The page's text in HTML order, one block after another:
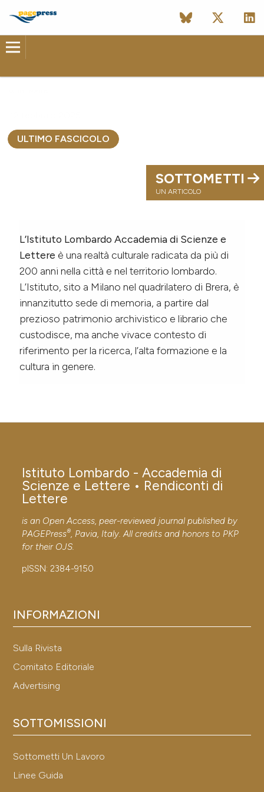
ULTIMO FASCICOLO
SOTTOMETTI
UN ARTICOLO
L’Istituto Lombardo Accademia di Scienze e
Lettere è una realtà culturale radicata da più di
200 anni nella città e nel territorio lombardo.
L’Istituto, sito a Milano nel quadrilatero di Brera, è
innanzitutto sede di memoria, a partire dal
prezioso patrimonio archivistico e librario che
custodisce, ma anche vivace contesto di
riferimento per la ricerca, l’alta formazione e la
cultura in genere.
Istituto Lombardo - Accademia di
Scienze e Lettere • Rendiconti di
Lettere
is an Open Access, peer-reviewed journal published by
PAGEPress®, Pavia, Italy. All credits and honors to PKP
for their OJS.
pISSN: 2384-9150
INFORMAZIONI
Sulla Rivista
Comitato Editoriale
Advertising
SOTTOMISSIONI
Sottometti Un Lavoro
Linee Guida